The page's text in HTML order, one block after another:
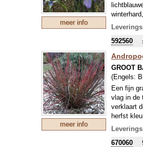
meer info
592560
meer info
GROOT
(Engels:
Een fijn
vlag in de
verklaart
herfst
de plant
670060